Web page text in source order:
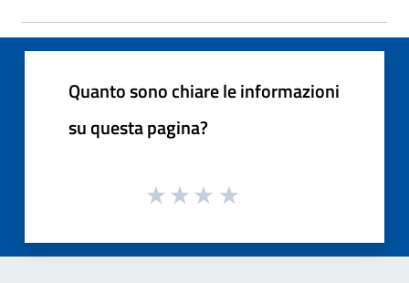
Quanto sono chiare le informazioni
su questa pagina?